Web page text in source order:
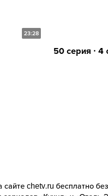
23:28
50 серия ∙ 4
chetv.ru бесплатно без